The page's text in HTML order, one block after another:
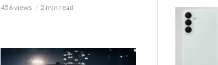
456 views 2 min read